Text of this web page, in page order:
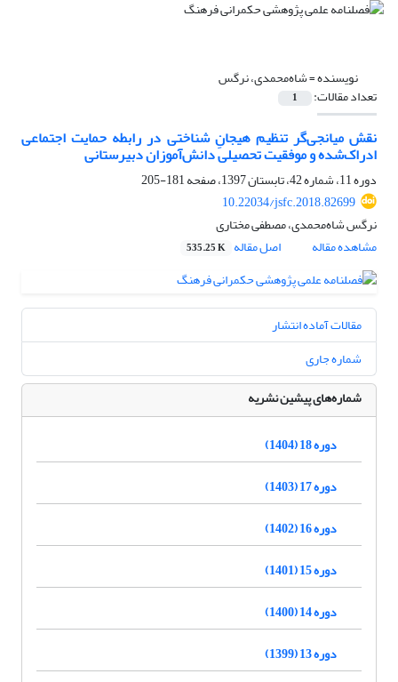
نویسنده =شاه‌محمدی، نرگس
تعداد مقالات: 1
نقش میانجی‌گر تنظیم هیجانِ ‌شناختی در رابطه حمایت اجتماعی
ادراک‌شده و موفقیت تحصیلی دانش‌آموزان دبیرستانی
دوره 11، شماره 42، تابستان 1397، صفحه
181-205
10.22034/jsfc.2018.82699
نرگس شاه‌محمدی، مصطفی مختاری
مشاهده مقاله
اصل مقاله 535.25 K
مقالات آماده انتشار
شماره جاری
شماره‌های پیشین نشریه
دوره 18 (1404)
دوره 17 (1403)
دوره 16 (1402)
دوره 15 (1401)
دوره 14 (1400)
دوره 13 (1399)